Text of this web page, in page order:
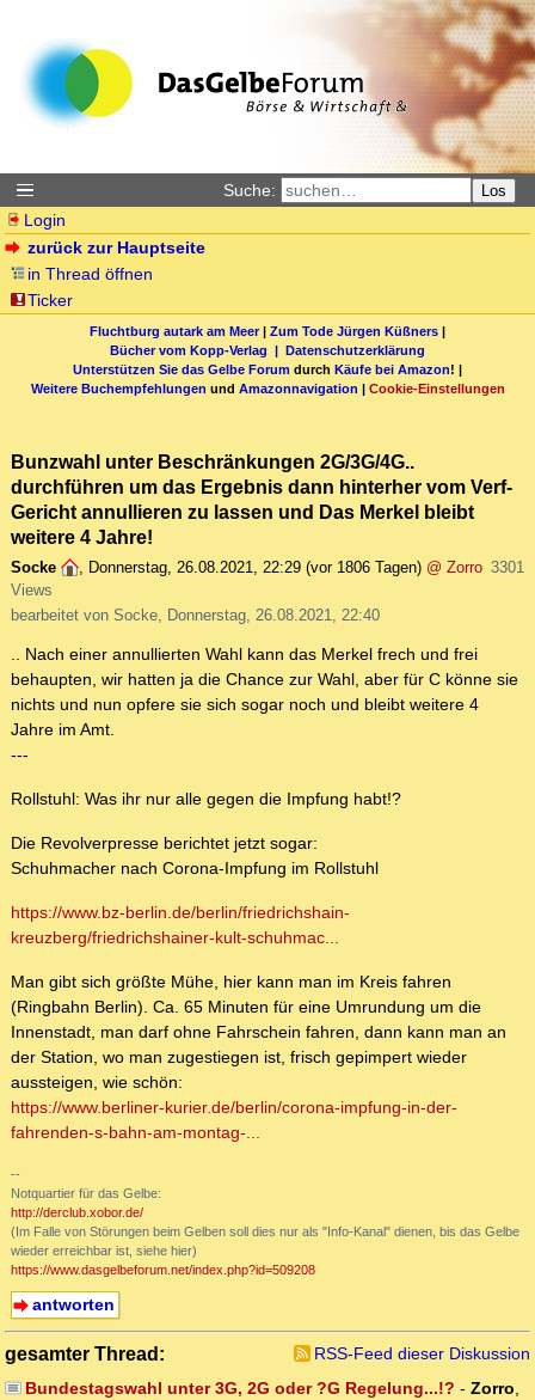
Suche: Los
Login
zurück zur Hauptseite
in Thread öffnen
Ticker
Fluchtburg autark am Meer| Zum Tode Jürgen Küßners |
Bücher vom Kopp-Verlag | Datenschutzerklärung
Unterstützen Sie das Gelbe Forum durch Käufe bei Amazon! |
Weitere Buchempfehlungen und Amazonnavigation | Cookie-Einstellungen
Bunzwahl unter Beschränkungen 2G/3G/4G..
durchführen um das Ergebnis dann hinterher vom Verf-
Gericht annullieren zu lassen und Das Merkel bleibt
weitere 4 Jahre!
Socke , Donnerstag, 26.08.2021, 22:29 (vor 1806 Tagen) @ Zorro 3301
Views
bearbeitet von Socke, Donnerstag, 26.08.2021, 22:40
.. Nach einer annullierten Wahl kann das Merkel frech und frei
behaupten, wir hatten ja die Chance zur Wahl, aber für C könne sie
nichts und nun opfere sie sich sogar noch und bleibt weitere 4
Jahre im Amt.
---
Rollstuhl: Was ihr nur alle gegen die Impfung habt!?
Die Revolverpresse berichtet jetzt sogar:
Schuhmacher nach Corona-Impfung im Rollstuhl
https://www.bz-berlin.de/berlin/friedrichshain-
kreuzberg/friedrichshainer-kult-schuhmac...
Man gibt sich größte Mühe, hier kann man im Kreis fahren
(Ringbahn Berlin). Ca. 65 Minuten für eine Umrundung um die
Innenstadt, man darf ohne Fahrschein fahren, dann kann man an
der Station, wo man zugestiegen ist, frisch gepimpert wieder
aussteigen, wie schön:
https://www.berliner-kurier.de/berlin/corona-impfung-in-der-
fahrenden-s-bahn-am-montag-...
--
Notquartier für das Gelbe:
http://derclub.xobor.de/
(Im Falle von Störungen beim Gelben soll dies nur als "Info-Kanal" dienen, bis das Gelbe
wieder erreichbar ist, siehe hier)
https://www.dasgelbeforum.net/index.php?id=509208
antworten
gesamter Thread:
RSS-Feed dieser Diskussion
Bundestagswahl unter 3G, 2G oder ?G Regelung...!? - Zorro,